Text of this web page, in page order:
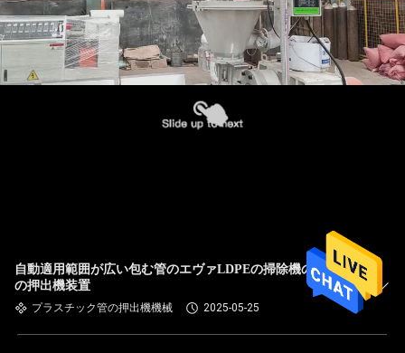
自動適用範囲が広い包む管のエヴァLDPEの掃除機のホース
の押出機装置
プラスチック管の押出機機械 2025-05-25